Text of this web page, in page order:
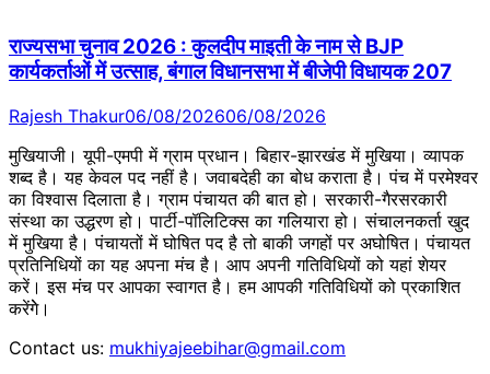
राज्यसभा चुनाव 2026 : कुलदीप माइती के नाम से BJP
कार्यकर्ताओं में उत्साह, बंगाल विधानसभा में बीजेपी विधायक 207
Rajesh Thakur06/08/202606/08/2026
मुखियाजी। यूपी-एमपी में ग्राम प्रधान। बिहार-झारखंड में मुखिया। व्यापक
शब्द है। यह केवल पद नहीं है। जवाबदेही का बोध कराता है। पंच में परमेश्वर
का विश्वास दिलाता है। ग्राम पंचायत की बात हो। सरकारी-गैरसरकारी
संस्था का उद्धरण हो। पार्टी-पॉलिटिक्स का गलियारा हो। संचालनकर्ता खुद
में मुखिया है। पंचायतों में घोषित पद है तो बाकी जगहों पर अघोषित। पंचायत
प्रतिनिधियों का यह अपना मंच है। आप अपनी गतिविधियों को यहां शेयर
करें। इस मंच पर आपका स्वागत है। हम आपकी गतिविधियों को प्रकाशित
करेंगेे।
Contact us: mukhiyajeebihar@gmail.com